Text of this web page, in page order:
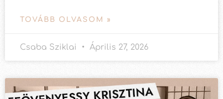
TOVÁBB OLVASOM »
Csaba Sziklai Április 27, 2026